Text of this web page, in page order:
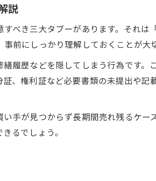
トラブルゼロを目指すマンション買取
買主との信頼構築が安心取引を支え
マンション買取でよくある失敗事例と
申告や書類不備への正しい対策法
マンション買取時の虚偽申告を見抜く
信頼感を高めるマンション買取の書
説
べき三大タブーがあります。それは
前にしっかり理解しておくことが大
履歴などを隠してしまう行為です
、権利証など必要書類の未提出や
手が見つからず長期間売れ残るケ
るでしょう。